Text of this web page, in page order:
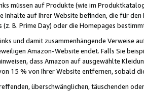
müssen auf Produkte (wie im
Inhalte auf Ihrer Website befinden, die für
(z. B. Prime Day) oder die Homepages
und damit zusammenhängende
Amazon-Website endet. Falls Sie
dass Amazon auf ausgewählte
15 % von Ihrer Website entfernen, sobald
überschwänglichen, täuschenden